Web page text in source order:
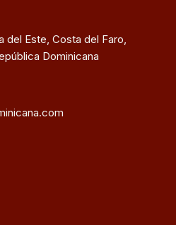
del Este, Costa del Faro,
Dominicana